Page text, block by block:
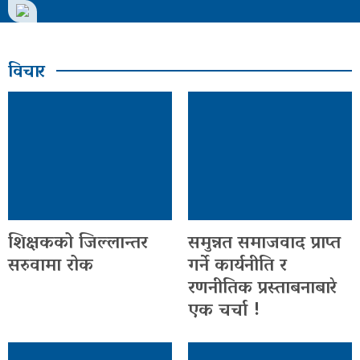
समाचार
बिजनेस
अन्तर्वार्ता
विचार
शिक्षकको जिल्लान्तर
सरुवामा रोक
समुन्नत समाजवाद प्राप्त
गर्ने कार्यनीति र
रणनीतिक प्रस्ताबनाबारे
एक चर्चा !